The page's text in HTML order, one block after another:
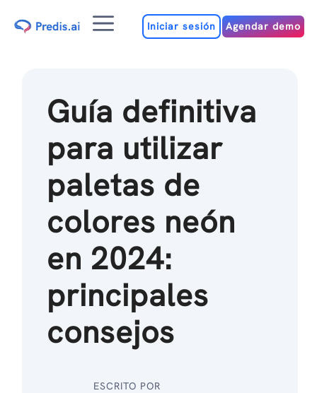
MenúIniciar sesión Agendar demo
Guía definitiva
para utilizar
paletas de
colores neón
en 2024:
principales
consejos
ESCRITO POR